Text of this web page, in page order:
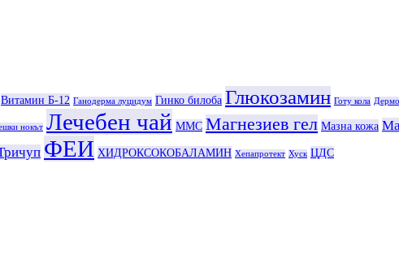
Витамин Б-12 Ганодерма луцидум Гинко билоба Глюкозамин Готу кола
нокът Лечебен чай ММС Магнезиев гел Мазна кожа
ФЕИ ХИДРОКСОКОБАЛАМИН Хепапротект Хуск ЦДС